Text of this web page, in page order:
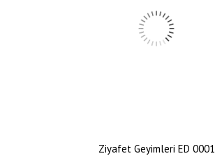
Ziyafet Geyimleri ED 0001